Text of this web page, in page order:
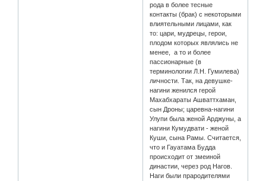
рода в более тесные
контакты (брак) с некоторыми
влиятельными лицами, как
то: цари, мудрецы, герои,
плодом которых являлись не
менее, а то и более
пассионарные (в
терминологии Л.Н. Гумилева)
личности. Так, на девушке-
нагини женился герой
Махабхараты Ашваттхаман,
сын Дроны; царевна-нагини
Улупи была женой Арджуны, а
нагини Кумудвати - женой
Куши, сына Рамы. Считается,
что и Гауатама Будда
происходит от змеиной
династии, через род Нагов.
Наги были прародителями